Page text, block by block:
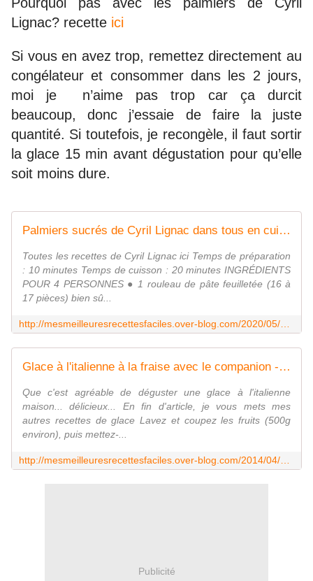
Lignac? recette ici
Si vous en avez trop, remettez directement au
congélateur et consommer dans les 2 jours,
moi je n’aime pas trop car ça durcit
beaucoup, donc j’essaie de faire la juste
quantité. Si toutefois, je recongèle, il faut sortir
la glace 15 min avant dégustation pour qu’elle
soit moins dure.
Palmiers sucrés de Cyril Lignac dans tous en cuisine - Mes Meilleures Recettes Faciles
Toutes les recettes de Cyril Lignac ici Temps de préparation
: 10 minutes Temps de cuisson : 20 minutes INGRÉDIENTS
POUR 4 PERSONNES ● 1 rouleau de pâte feuilletée (16 à
17 pièces) bien sû...
Glace à l'italienne à la fraise avec le companion - Mes Meilleures Recettes Faciles
Que c'est agréable de déguster une glace à l'italienne
maison... délicieux... En fin d'article, je vous mets mes
autres recettes de glace Lavez et coupez les fruits (500g
environ), puis mettez-...
Publicité